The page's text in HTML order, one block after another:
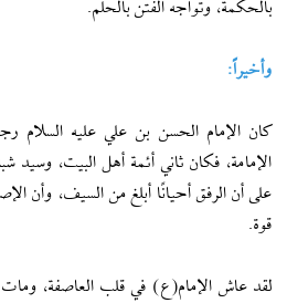
بالحكمة، وتواجه الفتن بالحلم.
وأخيراً:
كان الإمام الحسن بن علي عليه السلام
الإمامة، فكان ثاني أئمة أهل البيت، وسيد
على أن الرفق أحيانًا أبلغ من السيف، وأن
قوة.
لقد عاش الإمام(ع) في قلب العاصفة، ومات